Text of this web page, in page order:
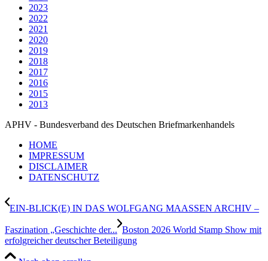
2023
2022
2021
2020
2019
2018
2017
2016
2015
2013
APHV - Bundesverband des Deutschen Briefmarkenhandels
HOME
IMPRESSUM
DISCLAIMER
DATENSCHUTZ
EIN-BLICK(E) IN DAS WOLFGANG MAASSEN ARCHIV –
Faszination „Geschichte der... Boston 2026 World Stamp Show mit
erfolgreicher deutscher Beteiligung